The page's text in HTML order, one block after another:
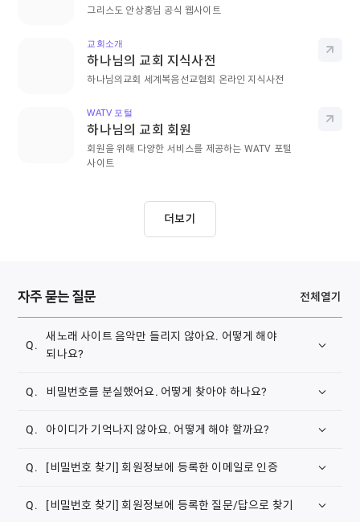
그리스도 안상홍님 공식 웹사이트
교회소개
하나님의 교회 지식사전
하나님의교회 세계복음선교협회 온라인 지식사전
바로
WATV 포털
하나님의 교회 회원
회원을 위해 다양한 서비스를 제공하는 WATV 포털
사이트
바로
더보기
자주 묻는 질문 전체열기
새노래 사이트 음악만 들리지 않아요. 어떻게 해야
되나요?
비밀번호를 분실했어요. 어떻게 찾아야 하나요?
찾기]를 클릭합니다.
아이디가 기억나지 않아요. 어떻게 해야 할까요?
클릭합니다.
[비밀번호 찾기] 회원정보에 등록한 이메일로 인증
1.[회원정보에 등록한 이메일로 인증]을 선택합니다.
[비밀번호 찾기] 회원정보에 등록한 질문/답으로 찾기